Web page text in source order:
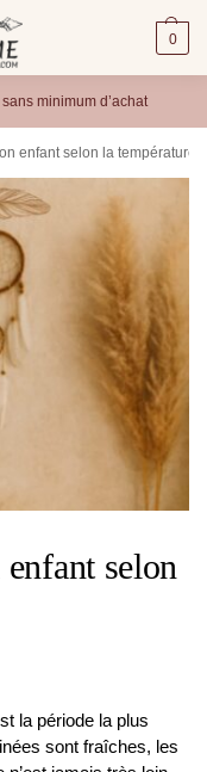
0
minimum d’achat
enfant selon la température ?
selon
la période la plus
sont fraîches, les